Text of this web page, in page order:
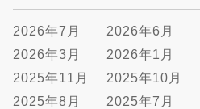
2026年7月 2026年6月
2026年3月
2026年1月
2025年11月
2025年10月
2025年8月
2025年7月